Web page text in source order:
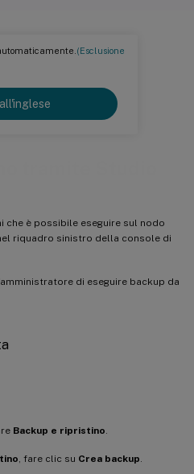
(Esclusione
che è possibile eseguire sul nodo
riquadro sinistro della console di
di eseguire backup da
Backup e ripristino
, fare clic su Crea backup